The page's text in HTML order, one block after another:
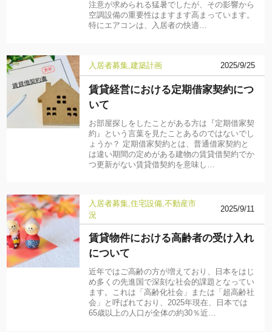
注意が求められる猛暑でしたが、その影響から
空調設備の重要性はますます高まっています。
特にエアコンは、入居者の快適…
入居者募集 建築計画 2025/9/25
賃貸経営における定期借家契約につ
いて
お部屋探しをしたことがある方は『定期借家契
約』という言葉を見たことあるのではないでし
ょうか？ 定期借家契約とは、普通借家契約と
は違い期間の定めがある建物の賃貸借契約でか
つ更新がない賃貸借契約を意味し…
入居者募集 住宅設備 不動産市
況
2025/9/11
賃貸物件における高齢者の受け入れ
について
近年ではご高齢の方が増えており、日本をはじ
め多くの先進国で深刻な社会的課題となってい
ます。これは「高齢化社会」または「超高齢社
会」と呼ばれており、2025年現在、日本では
65歳以上の人口が全体の約30％近…